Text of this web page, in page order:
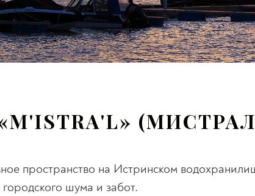
пространство на Истринском
шума и забот.